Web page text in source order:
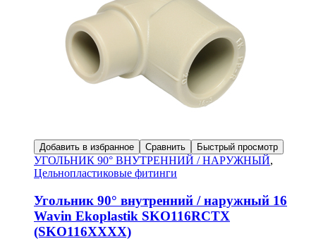
Добавить в избранное Сравнить Быстрый просмотр
УГОЛЬНИК 90° ВНУТРЕННИЙ / НАРУЖНЫЙ,
Цельнопластиковые фитинги
Угольник 90° внутренний / наружный 16
Wavin Ekoplastik SKO116RCTX
(SKO116XXXX)